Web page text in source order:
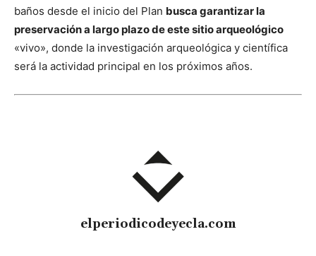
baños desde el inicio del Plan busca garantizar la
preservación a largo plazo de este sitio arqueológico
«vivo», donde la investigación arqueológica y científica
será la actividad principal en los próximos años.
elperiodicodeyecla.com